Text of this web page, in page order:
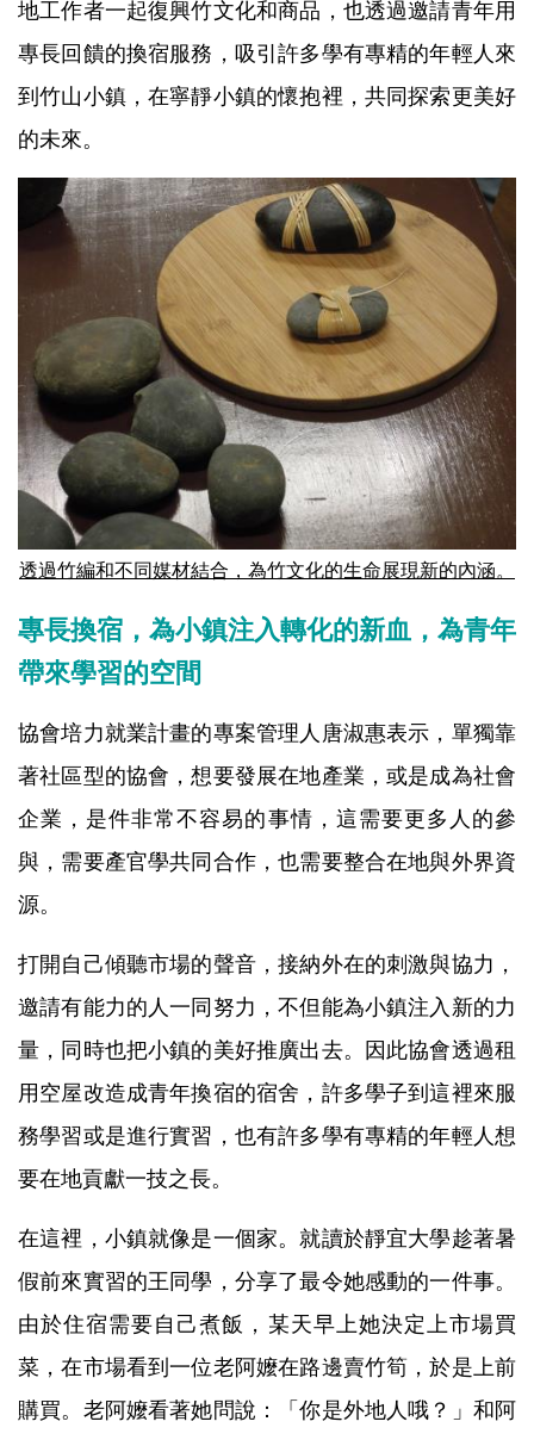
地工作者一起復興竹文化和商品，也透過邀請青年用
專長回饋的換宿服務，吸引許多學有專精的年輕人來
到竹山小鎮，在寧靜小鎮的懷抱裡，共同探索更美好
的未來。
透過竹編和不同媒材結合，為竹文化的生命展現新的內涵。
專長換宿，為小鎮注入轉化的新血，為青年
帶來學習的空間
協會培力就業計畫的專案管理人唐淑惠表示，單獨靠
著社區型的協會，想要發展在地產業，或是成為社會
企業，是件非常不容易的事情，這需要更多人的參
與，需要產官學共同合作，也需要整合在地與外界資
源。
打開自己傾聽市場的聲音，接納外在的刺激與協力，
邀請有能力的人一同努力，不但能為小鎮注入新的力
量，同時也把小鎮的美好推廣出去。因此協會透過租
用空屋改造成青年換宿的宿舍，許多學子到這裡來服
務學習或是進行實習，也有許多學有專精的年輕人想
要在地貢獻一技之長。
在這裡，小鎮就像是一個家。就讀於靜宜大學趁著暑
假前來實習的王同學，分享了最令她感動的一件事。
由於住宿需要自己煮飯，某天早上她決定上市場買
菜，在市場看到一位老阿嬤在路邊賣竹筍，於是上前
購買。老阿嬤看著她問說：「你是外地人哦？」和阿